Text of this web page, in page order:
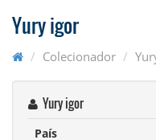
Yury igor
Colecionador
Yury igor
País